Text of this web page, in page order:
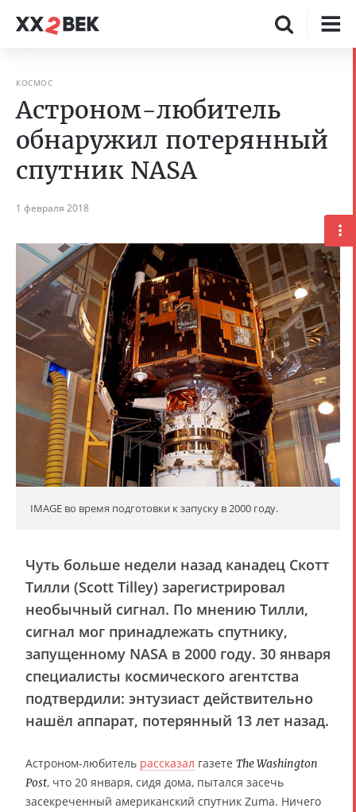
КОСМОС
Астроном-любитель
обнаружил потерянный
спутник NASA
1 февраля 2018
IMAGE во время подготовки к запуску в 2000 году.
Чуть больше недели назад канадец Скотт
Тилли (Scott Tilley) зарегистрировал
необычный сигнал. По мнению Тилли,
сигнал мог принадлежать спутнику,
запущенному NASA в 2000 году. 30 января
специалисты космического агентства
подтвердили: энтузиаст действительно
нашёл аппарат, потерянный 13 лет назад.
Астроном-любитель рассказал газете The Washington
Post, что 20 января, сидя дома, пытался засечь
засекреченный американский спутник Zuma. Ничего